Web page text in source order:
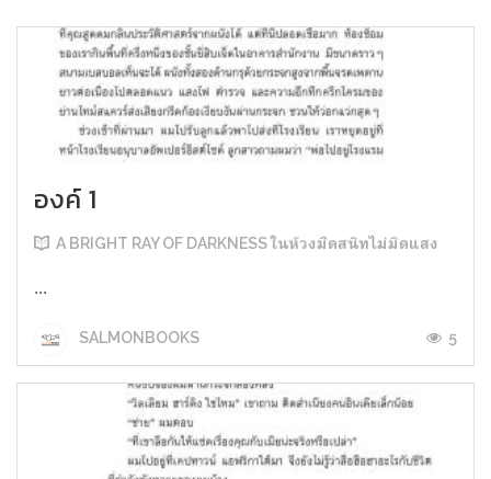
องค์ 1
A BRIGHT RAY OF DARKNESS ในห้วงมืดสนิทไม่มิดแสง
...
SALMONBOOKS 5